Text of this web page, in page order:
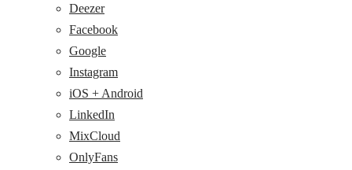
Deezer
Facebook
Google
Instagram
iOS + Android
LinkedIn
MixCloud
OnlyFans